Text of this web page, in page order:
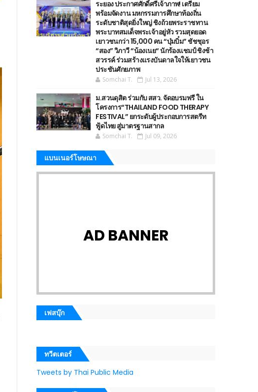
ระยอง ประกาศศักดิ์ศรีเจ้าภาพ! เตรียม
พร้อมจัดงาน มหกรรมการศึกษาท้องถิ่น
ระดับชาติสุดยิ่งใหญ่ ชิงถ้วยพระราชทาน
พระบาทสมเด็จพระเจ้าอยู่หัว รวมสุดยอด
เยาวชนกว่า 15,000 คน “บุ๋มบิ๋ม” ชัชชุอร
“สอง” วิภาวี “น้องเนย“ นักร้องแชมป์ ชิงช้า
สวรรค์ ร่วมสร้างแรงบันดาลใจให้เยาวชน
ประชันศักยภาพ
Somchai T. Jul 13, 2026
ม.สวนดุสิต ร่วมกับ สสว. จัดอบรมฟรี ใน
โครงการ“THAILAND FOOD THERAPY
FESTIVAL” ยกระดับผู้ประกอบการสตรีท
ฟู้ดไทย สู่มาตรฐานสากล
Somchai T. Jul 09, 2026
แบนเนอร์โษษณา
AD BANNER
เฟสบุ๊ก
ทวีตเตอร์
Tweets by Thai Public Media